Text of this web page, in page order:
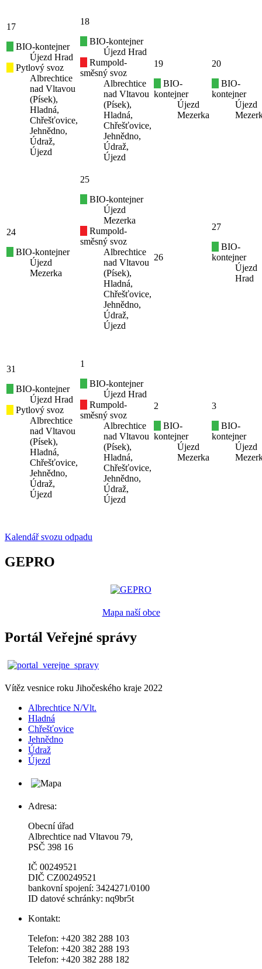
17
BIO-kontejner
Újezd Hrad
Pytlový svoz
Albrechtice
nad Vltavou
(Písek),
Hladná,
Chřešťovice,
Jehnědno,
Údraž,
Újezd
18
BIO-kontejner
Újezd Hrad
Rumpold-
směsný svoz
Albrechtice
nad Vltavou
(Písek),
Hladná,
Chřešťovice,
Jehnědno,
Údraž,
Újezd
19
BIO-
kontejner
Újezd
Mezerka
20
BIO-
kontejner
Újezd
24
BIO-kontejner
Újezd
Mezerka
25
BIO-kontejner
Újezd
Mezerka
Rumpold-
směsný svoz
Albrechtice
nad Vltavou
(Písek),
Hladná,
Chřešťovice,
Jehnědno,
Údraž,
Újezd
26
27
BIO-
kontejner
Újezd
Hrad
31
BIO-kontejner
Újezd Hrad
Pytlový svoz
Albrechtice
nad Vltavou
(Písek),
Hladná,
Chřešťovice,
Jehnědno,
Údraž,
Újezd
1
BIO-kontejner
Újezd Hrad
Rumpold-
směsný svoz
Albrechtice
nad Vltavou
(Písek),
Hladná,
Chřešťovice,
Jehnědno,
Údraž,
Újezd
2
BIO-
kontejner
Újezd
Mezerka
3
BIO-
kontejner
Újezd
Kalendář svozu odpadu
GEPRO
Mapa naší obce
Portál Veřejné správy
Vítěz vesnice roku Jihočeského kraje 2022
Albrechtice N/Vlt.
Hladná
Chřešťovice
Jehnědno
Údraž
Újezd
Adresa:
Obecní úřad
Albrechtice nad Vltavou 79,
PSČ 398 16
IČ 00249521
DIČ CZ00249521
bankovní spojení: 3424271/0100
ID datové schránky: nq9br5t
Kontakt:
Telefon: +420 382 288 103
Telefon: +420 382 288 193
Telefon: +420 382 288 182